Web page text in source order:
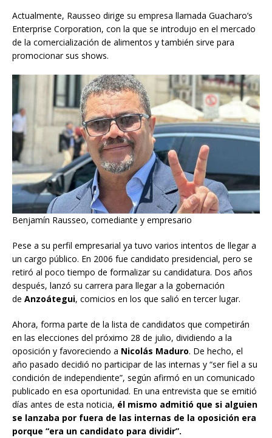
Actualmente, Rausseo dirige su empresa llamada Guacharo’s
Enterprise Corporation, con la que se introdujo en el mercado
de la comercialización de alimentos y también sirve para
promocionar sus shows.
Benjamín Rausseo, comediante y empresario
Pese a su perfil empresarial ya tuvo varios intentos de llegar a
un cargo público. En 2006 fue candidato presidencial, pero se
retiró al poco tiempo de formalizar su candidatura. Dos años
después, lanzó su carrera para llegar a la gobernación
de Anzoátegui, comicios en los que salió en tercer lugar.
Ahora, forma parte de la lista de candidatos que competirán
en las elecciones del próximo 28 de julio, dividiendo a la
oposición y favoreciendo a Nicolás Maduro. De hecho, el
año pasado decidió no participar de las internas y “ser fiel a su
condición de independiente”, según afirmó en un comunicado
publicado en esa oportunidad. En una entrevista que se emitió
días antes de esta noticia, él mismo admitió que si alguien
se lanzaba por fuera de las internas de la oposición era
porque “era un candidato para dividir”.